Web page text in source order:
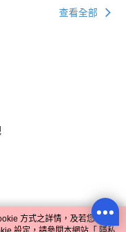
查看全部
方式之詳情，及若您不希